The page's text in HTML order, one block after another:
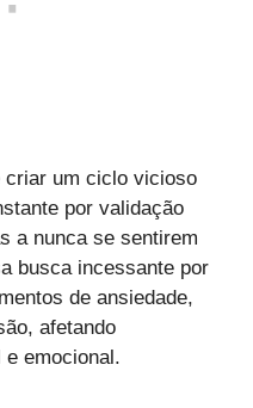
criar um ciclo vicioso
por validação
a nunca se sentirem
busca incessante por
de ansiedade,
afetando
e emocional.